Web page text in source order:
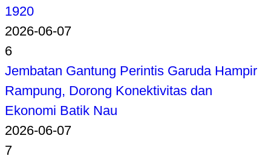
1920
2026-06-07
6
Jembatan Gantung Perintis Garuda Hampir
Rampung, Dorong Konektivitas dan
Ekonomi Batik Nau
2026-06-07
7